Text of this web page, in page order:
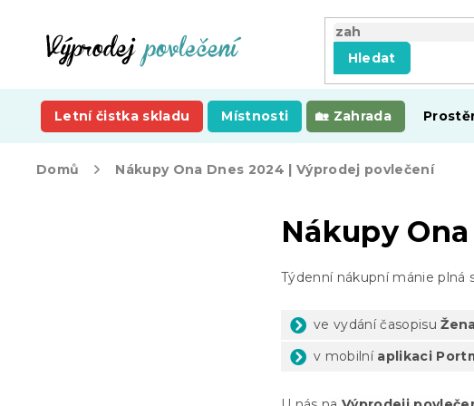
Hledat
Letní čistka skladu Místnosti Zahrada
Domů Nákupy Ona Dnes 2024 | Výprodej povlečení
Nákupy
Týdenní nákupní mánie plná
ve vydání časopisu
v mobilní aplikaci